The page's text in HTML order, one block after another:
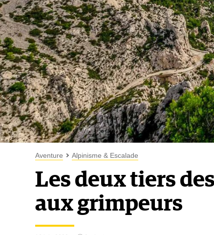
Aventure Alpinisme & Escalade
Les deux tiers
aux grimpeurs